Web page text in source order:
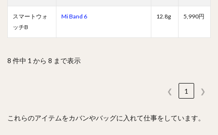
スマートウォ
ッチB
Mi Band 6 12.8g 5,990円
8 件中 1 から 8 まで表示
❮ 1 ❯
これらのアイテムをカバンやバッグに入れて仕事をしています。